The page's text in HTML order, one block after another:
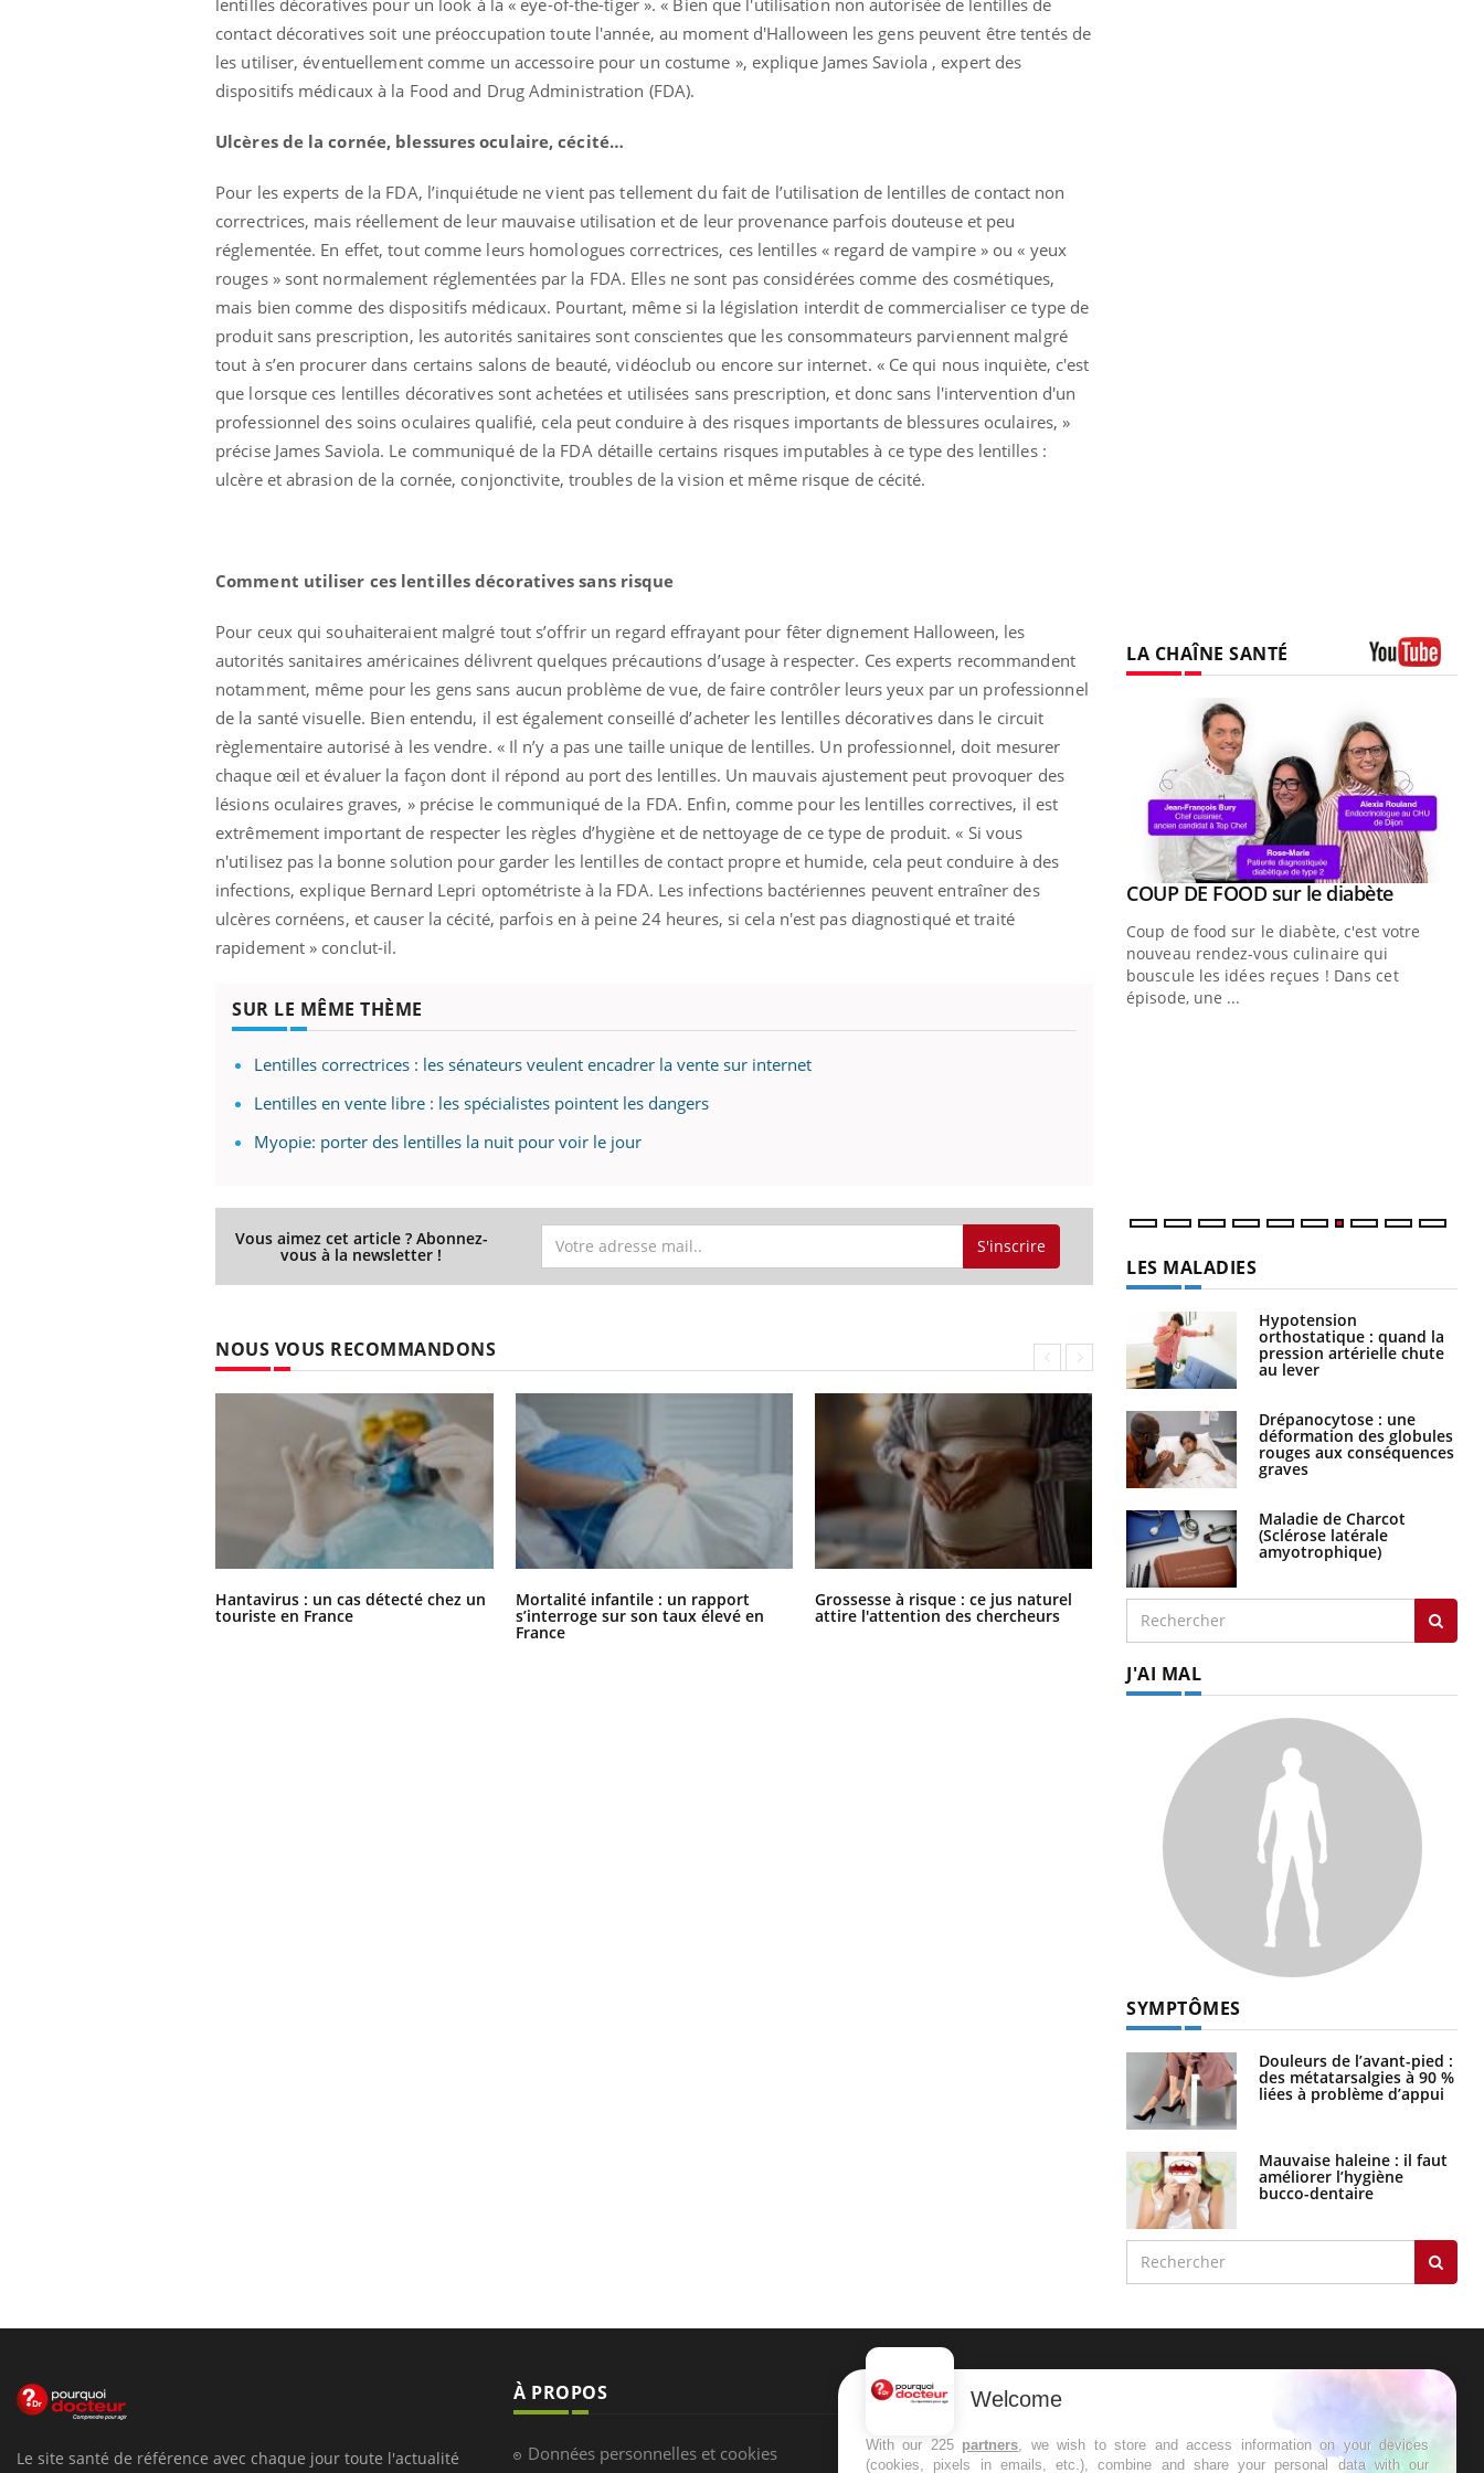
contact décoratives soit une préoccupation toute l'année, au moment d'Halloween les gens peuvent être tentés de
les utiliser, éventuellement comme un accessoire pour un costume », explique James Saviola , expert des
dispositifs médicaux à la Food and Drug Administration (FDA).
Ulcères de la cornée, blessures oculaire, cécité…
Pour les experts de la FDA, l’inquiétude ne vient pas tellement du fait de l’utilisation de lentilles de contact non
correctrices, mais réellement de leur mauvaise utilisation et de leur provenance parfois douteuse et peu
réglementée. En effet, tout comme leurs homologues correctrices, ces lentilles « regard de vampire » ou « yeux
rouges » sont normalement réglementées par la FDA. Elles ne sont pas considérées comme des cosmétiques,
mais bien comme des dispositifs médicaux. Pourtant, même si la législation interdit de commercialiser ce type de
produit sans prescription, les autorités sanitaires sont conscientes que les consommateurs parviennent malgré
tout à s’en procurer dans certains salons de beauté, vidéoclub ou encore sur internet. « Ce qui nous inquiète, c'est
que lorsque ces lentilles décoratives sont achetées et utilisées sans prescription, et donc sans l'intervention d'un
professionnel des soins oculaires qualifié, cela peut conduire à des risques importants de blessures oculaires, »
précise James Saviola. Le communiqué de la FDA détaille certains risques imputables à ce type des lentilles :
ulcère et abrasion de la cornée, conjonctivite, troubles de la vision et même risque de cécité.
Comment utiliser ces lentilles décoratives sans risque
Pour ceux qui souhaiteraient malgré tout s’offrir un regard effrayant pour fêter dignement Halloween, les
autorités sanitaires américaines délivrent quelques précautions d’usage à respecter. Ces experts recommandent
notamment, même pour les gens sans aucun problème de vue, de faire contrôler leurs yeux par un professionnel
de la santé visuelle. Bien entendu, il est également conseillé d’acheter les lentilles décoratives dans le circuit
règlementaire autorisé à les vendre. « Il n’y a pas une taille unique de lentilles. Un professionnel, doit mesurer
chaque œil et évaluer la façon dont il répond au port des lentilles. Un mauvais ajustement peut provoquer des
lésions oculaires graves, » précise le communiqué de la FDA. Enfin, comme pour les lentilles correctives, il est
extrêmement important de respecter les règles d’hygiène et de nettoyage de ce type de produit. « Si vous
n'utilisez pas la bonne solution pour garder les lentilles de contact propre et humide, cela peut conduire à des
infections, explique Bernard Lepri optométriste à la FDA. Les infections bactériennes peuvent entraîner des
ulcères cornéens, et causer la cécité, parfois en à peine 24 heures, si cela n'est pas diagnostiqué et traité
rapidement » conclut-il.
SUR LE MÊME THÈME
Lentilles correctrices : les sénateurs veulent encadrer la vente sur internet
Lentilles en vente libre : les spécialistes pointent les dangers
Myopie: porter des lentilles la nuit pour voir le jour
Vous aimez cet article ? Abonnez-
vous à la newsletter ! S'inscrire
NOUS VOUS RECOMMANDONS
Hantavirus : un cas détecté chez un
touriste en France
Mortalité infantile : un rapport
s’interroge sur son taux élevé en
France
Grossesse à risque : ce jus naturel
attire l'attention des chercheurs
Comment oublier les écrans en
vacances ?
LA CHAÎNE SANTÉ
Eczéma Chronique des Mains : se
préparer pour l’été !Youtube
L'été arrive… et avec lui, un tout nouveau
soleil, activités en plein air… Nos mains
Youtube
Diabète & Ramadan 2026 Youtube
Le Ramadan approche, et, pour de
Youtube
Un « jumeau numérique » pour
faciliter l’accès à la médecine
préventive Youtube
Youtube
COUP DE FOOD sur le diabèteYoutube
Coup de food sur le diabète, c'est votre
nouveau rendez-vous culinaire qui
bouscule les idées reçues ! Dans cet
épisode, une ...
LES MALADIES
Hypotension
orthostatique : quand la
pression artérielle chute
au lever
Drépanocytose : une
déformation des globules
rouges aux conséquences
graves
Maladie de Charcot
(Sclérose latérale
amyotrophique)
J'AI MAL
SYMPTÔMES
Douleurs de l’avant-pied :
des métatarsalgies à 90 %
liées à problème d’appui
Mauvaise haleine : il faut
améliorer l’hygiène
bucco-dentaire
Le site santé de référence avec chaque jour toute l'actualité
À PROPOS
Données personnelles et cookies
NEWSLETTER
Recevez toutes les semaines les meilleures
infos santé
Welcome
With our 225 partners, we wish to store and access information on your devices
(cookies, pixels in emails, etc.), combine and share your personal data with our